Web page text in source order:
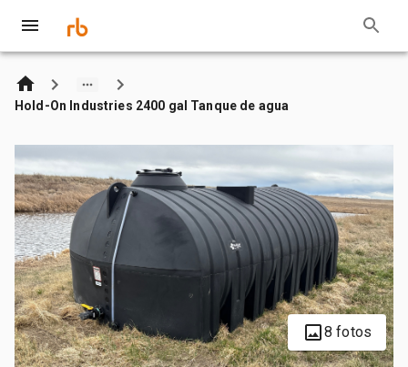
Hold-On Industries 2400 gal Tanque de agua
8 fotos